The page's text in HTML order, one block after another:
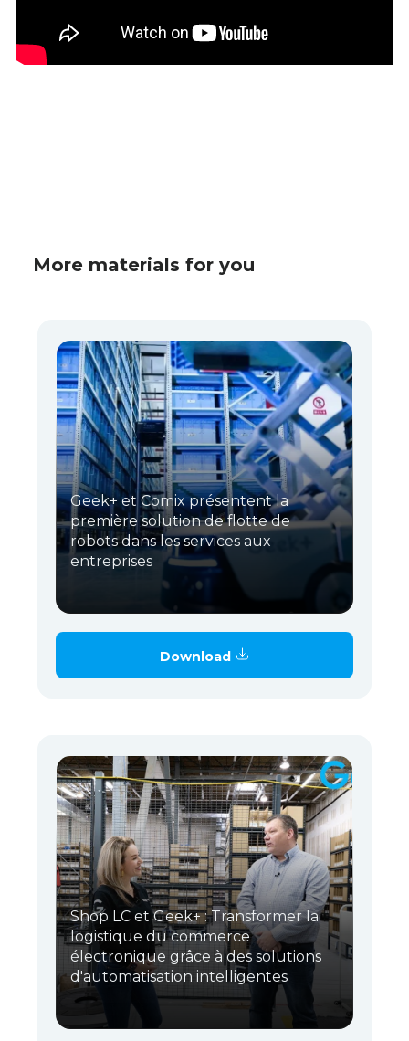
More materials for you
Geek+ et Comix présentent la
première solution de flotte de
robots dans les services aux
entreprises
Download
Shop LC et Geek+ : Transformer la
logistique du commerce
électronique grâce à des solutions
d'automatisation intelligentes